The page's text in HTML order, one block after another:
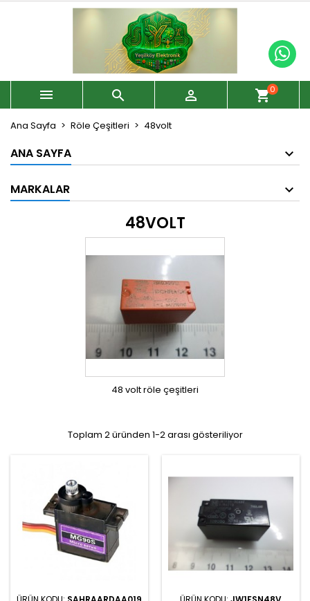
   shopping_cart0
Ana Sayfa Röle Çeşitleri 48volt
ANA SAYFA
MARKALAR
48VOLT
48 volt röle çeşitleri
Toplam 2 üründen 1-2 arası gösteriliyor